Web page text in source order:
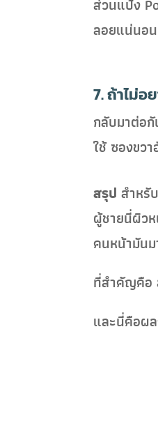
ส่วนแป้ง
ลอยแน่นอ
7. ถ้าไม่อ
กลับมาต่อ
ใช้ ซองขว
สรุป สำหรั
ผู้ชายนี่ผิว
คนหน้ามัน
ที่สำคัญคือ
และนี่คือผ